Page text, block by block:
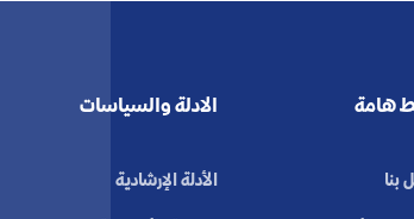
هامة
بنا
الادلة والسياسات
الأدلة الإرشادية